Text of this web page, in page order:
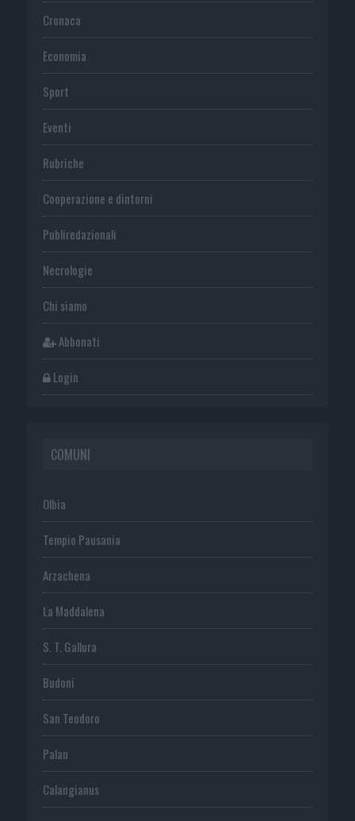
Cronaca
Economia
Sport
Eventi
Rubriche
Cooperazione e dintorni
Publiredazionali
Necrologie
Chi siamo
Abbonati
Login
COMUNI
Olbia
Tempio Pausania
Arzachena
La Maddalena
S. T. Gallura
Budoni
San Teodoro
Palau
Calangianus